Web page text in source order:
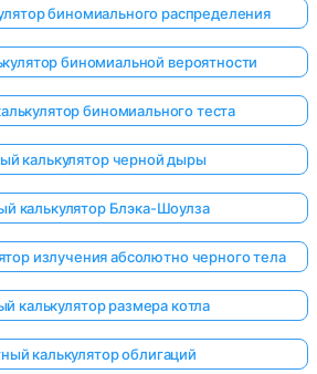
биномиального распределения
биномиальной вероятности
биномиального теста
калькулятор черной дыры
калькулятор Блэка-Шоулза
излучения абсолютно черного тела
калькулятор размера котла
калькулятор облигаций